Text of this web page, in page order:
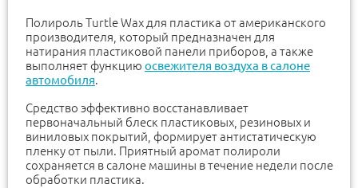
Полироль Turtle Wax для пластика от американского
производителя, который предназначен для
натирания пластиковой панели приборов, а также
выполняет функцию освежителя воздуха в салоне
автомобиля.
Средство эффективно восстанавливает
первоначальный блеск пластиковых, резиновых и
виниловых покрытий, формирует антистатическую
пленку от пыли. Приятный аромат полироли
сохраняется в салоне машины в течение недели после
обработки пластика.